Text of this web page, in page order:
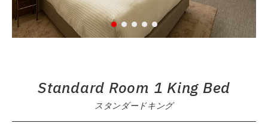
Standard Room 1 King Bed
スタンダードキング